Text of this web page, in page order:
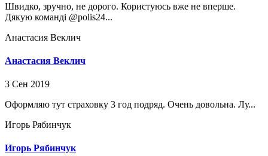
Швидко, зручно, не дорого. Користуюсь вже не вперше.
Дякую команді @polis24...
Анастасия Веклич
Анастасия Веклич
3 Сен 2019
Оформляю тут страховку 3 год подряд. Очень довольна. Лу...
Игорь Рябинчук
Игорь Рябинчук